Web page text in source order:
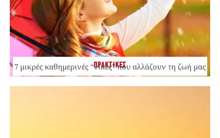
ΠΡΑΚΤΙΚΕΣ
7 μικρές καθημερινές “νίκες” που αλλάζουν τη ζωή μας